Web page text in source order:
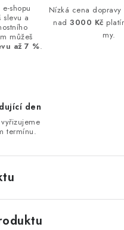
shopu
slevu a
můžeš
až 7 %.
Nízká cena
nad3000 Kč
my.
den
termínu.